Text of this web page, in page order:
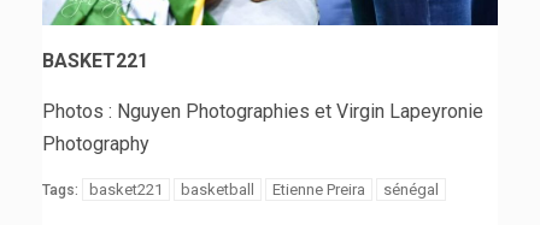
BASKET221
Photos : Nguyen Photographies et Virgin Lapeyronie
Photography
Tags: basket221 basketball Etienne Preira sénégal